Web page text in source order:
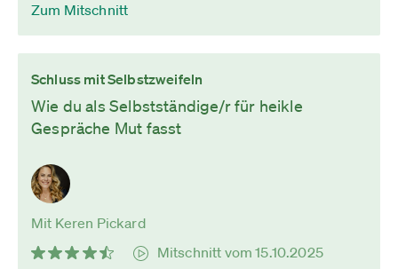
Zum Mitschnitt
Schluss mit Selbstzweifeln
Wie du als Selbstständige/r für heikle
Gespräche Mut fasst
Mit Keren Pickard
Mitschnitt vom 15.10.2025